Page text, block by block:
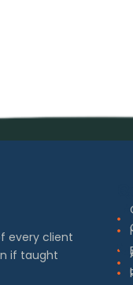
every client
if taught